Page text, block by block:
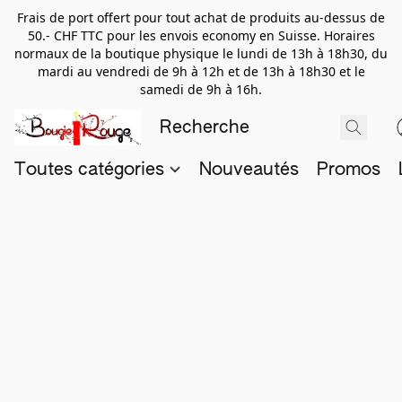
Frais de port offert pour tout achat de produits au-dessus de
50.- CHF TTC pour les envois economy en Suisse. Horaires
normaux de la boutique physique le lundi de 13h à 18h30, du
mardi au vendredi de 9h à 12h et de 13h à 18h30 et le
samedi de 9h à 16h.
Toutes catégories Nouveautés Promos